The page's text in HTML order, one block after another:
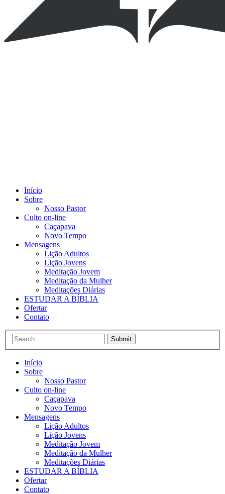
Início
Sobre
Nosso Pastor
Culto on-line
Caçapava
Novo Tempo
Mensagens
Lição Adultos
Lição Jovens
Meditação Jovem
Meditação da Mulher
Meditações Diárias
ESTUDAR A BÍBLIA
Ofertar
Contato
Submit
Início
Sobre
Nosso Pastor
Culto on-line
Caçapava
Novo Tempo
Mensagens
Lição Adultos
Lição Jovens
Meditação Jovem
Meditação da Mulher
Meditações Diárias
ESTUDAR A BÍBLIA
Ofertar
Contato